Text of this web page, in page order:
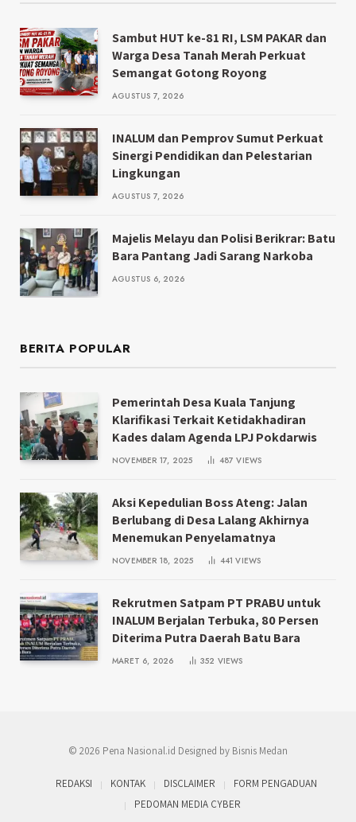
Sambut HUT ke-81 RI, LSM PAKAR dan
Warga Desa Tanah Merah Perkuat
Semangat Gotong Royong
AGUSTUS 7, 2026
INALUM dan Pemprov Sumut Perkuat
Sinergi Pendidikan dan Pelestarian
Lingkungan
AGUSTUS 7, 2026
Majelis Melayu dan Polisi Berikrar: Batu
Bara Pantang Jadi Sarang Narkoba
AGUSTUS 6, 2026
BERITA POPULAR
Pemerintah Desa Kuala Tanjung
Klarifikasi Terkait Ketidakhadiran
Kades dalam Agenda LPJ Pokdarwis
NOVEMBER 17, 2025 487VIEWS
Aksi Kepedulian Boss Ateng: Jalan
Berlubang di Desa Lalang Akhirnya
Menemukan Penyelamatnya
NOVEMBER 18, 2025 441VIEWS
Rekrutmen Satpam PT PRABU untuk
INALUM Berjalan Terbuka, 80 Persen
Diterima Putra Daerah Batu Bara
MARET 6, 2026 352 VIEWS
© 2026 Pena Nasional.id Designed by Bisnis Medan
REDAKSI KONTAK DISCLAIMER
FORM PENGADUAN
PEDOMAN MEDIA CYBER